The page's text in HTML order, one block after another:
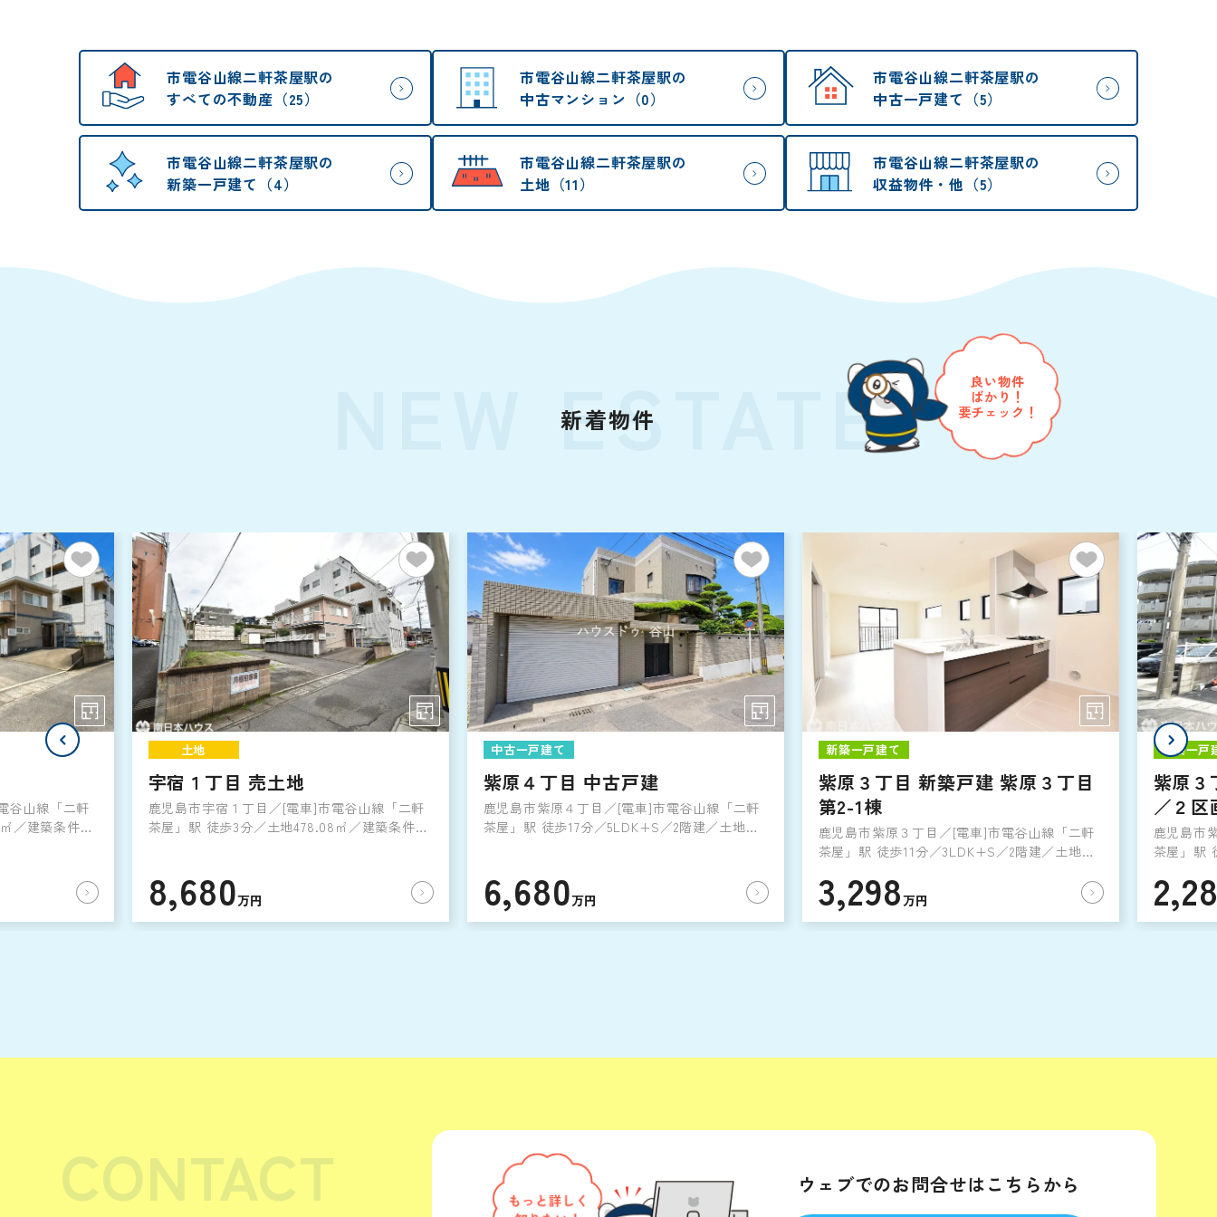
市電谷山線二軒茶屋駅の
すべての不動産（25）
市電谷山線二軒茶屋駅の
中古マンション（0）
市電谷山線二軒茶屋駅の
中古一戸建て（5）
市電谷山線二軒茶屋駅の
新築一戸建て（4）
市電谷山線二軒茶屋駅の
土地（11）
市電谷山線二軒茶屋駅の
収益物件・他（5）
NEW ESTATE
新着物件
良い物件
ばかり！
要チェック！
谷山線「二軒
／建築条件な
土地
宇宿１丁目 売土地
鹿児島市宇宿１丁目／[電車]市電谷山線「二軒
茶屋」駅 徒歩3分／土地478.08㎡／建築条件な
8,680万円
中古一戸建て
紫原４丁目 中古戸建
鹿児島市紫原４丁目／[電車]市電谷山線「二軒
茶屋」駅 徒歩17分／5LDK+S／2階建／土地
6,680万円
新築一戸建て
紫原３丁目 新築戸建 紫原３丁目
第2-1棟
鹿児島市紫原３丁目／[電車]市電谷山線「二軒
茶屋」駅 徒歩11分／3LDK+S／2階建／土地
3,298万円
新築一戸
紫原３
／２区
鹿児島市
茶屋」駅
CONTACT ウェブでのお問合せはこちらから